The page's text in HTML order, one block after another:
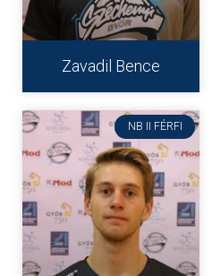
Zavadil Bence
NB II FÉRFI